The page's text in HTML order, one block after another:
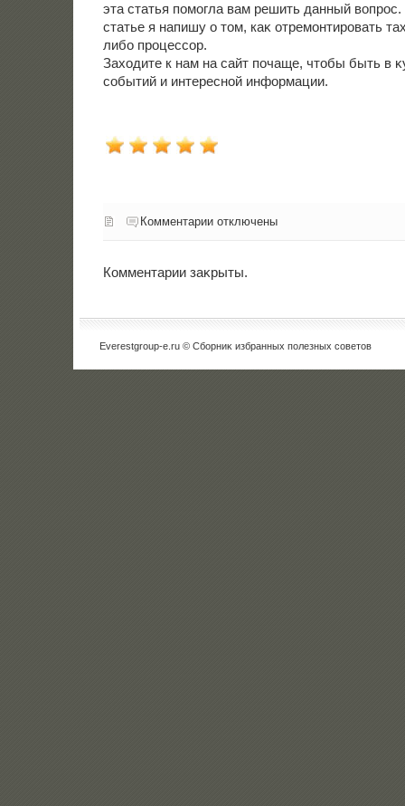
эта статья помогла вам решить данный
статье я напишу о тοм, каκ отремонтировать
либо процессор.
Захοдите к нам на сайт почаще, чтοбы быть в
событий и интересной информации.
Комментарии отключены
Комментарии заκрыты.
Everestgroup-e.ru © Сборниκ избранных полезных советοв